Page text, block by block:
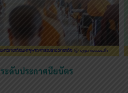
ระดับประกาศนียบัตร